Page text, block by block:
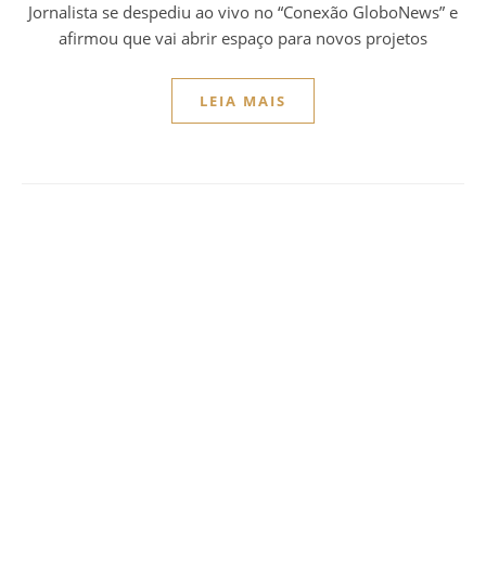
Jornalista se despediu ao vivo no “Conexão GloboNews” e
afirmou que vai abrir espaço para novos projetos
LEIA MAIS